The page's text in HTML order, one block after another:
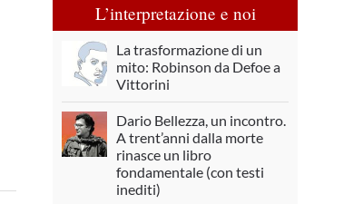
L’interpretazione e noi
La trasformazione di un
mito: Robinson da Defoe a
Vittorini
Dario Bellezza, un incontro.
A trent’anni dalla morte
rinasce un libro
fondamentale (con testi
inediti)